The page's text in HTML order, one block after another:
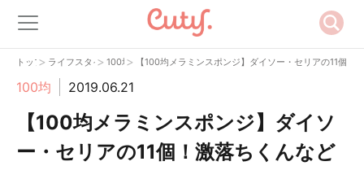
トップ> ライフスタイル
> 100均> 【100均メラミンスポンジ】ダイソー・セリアの11個！
100均 2019.06.21
【100均メラミンスポンジ】ダイソ
ー・セリアの11個！激落ちくんなど